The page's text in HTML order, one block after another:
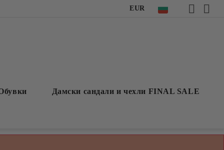
EUR
Дамски сандали и чехли FINAL SALE